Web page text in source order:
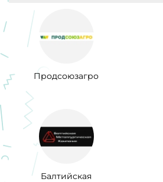
Продсоюзагро
Балтийская